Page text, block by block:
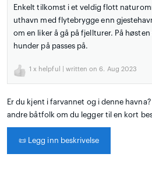
Enkelt tilkomst i et veldig flott
uthavn med flytebrygge enn
om en liker å gå på fjellturer. På
hunder på passes på.
1 x helpful | written on 6. Aug 2023
Er du kjent i farvannet og i denne
andre båtfolk om du legger til en kort
📜 Legg inn beskrivelse